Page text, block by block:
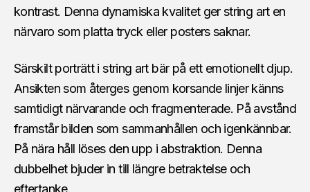
kontrast. Denna dynamiska kvalitet ger string art en
närvaro som platta tryck eller posters saknar.
Särskilt porträtt i string art bär på ett emotionellt djup.
Ansikten som återges genom korsande linjer känns
samtidigt närvarande och fragmenterade. På avstånd
framstår bilden som sammanhållen och igenkännbar.
På nära håll löses den upp i abstraktion. Denna
dubbelhet bjuder in till längre betraktelse och
eftertanke.